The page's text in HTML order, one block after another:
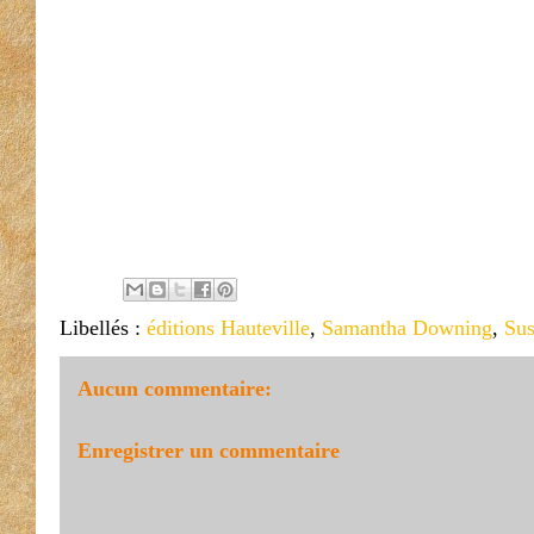
Libellés : éditions Hauteville, Samantha Downing,
Aucun commentaire:
Enregistrer un commentaire